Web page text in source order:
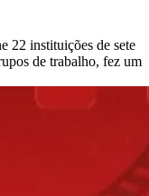
22 instituições de sete
de trabalho, fez um